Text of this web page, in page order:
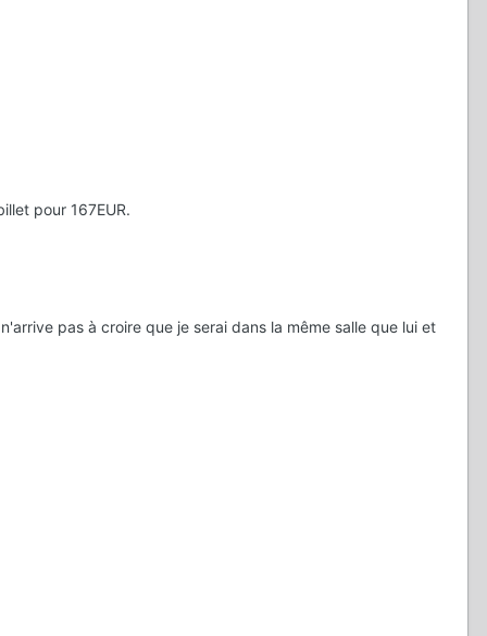
pour 167EUR.
pas à croire que je serai dans la même salle que lui et